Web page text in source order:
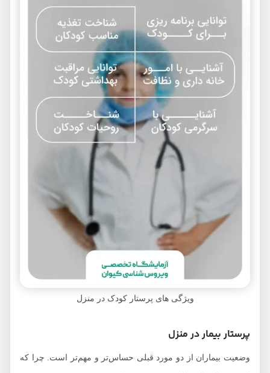
ویژگی های پرستار کودک در منزل
پرستار بیمار در منزل
وضعیت بیماران از دو مورد قبلی حساس‌تر و مهم‌تر است. چرا که